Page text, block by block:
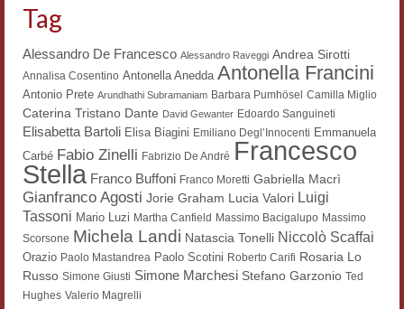
Progetti
Biblioteca
News
Tutte le news
News Semicerchio
Convegni e seminari
Eventi
Tag
Alessandro De Francesco Alessandro Raveggi Andrea Sirotti
Annalisa Cosentino Antonella Anedda Antonella Francini
Antonio Prete Arundhathi Subramaniam Barbara Pumhösel Camilla Miglio
Caterina Tristano Dante David Gewanter Edoardo Sanguineti
Elisabetta Bartoli Elisa Biagini Emiliano Degl’Innocenti Emmanuela
Carbé Fabio Zinelli Fabrizio De André Francesco
Stella Franco Buffoni Franco Moretti Gabriella Macrì
Gianfranco Agosti Jorie Graham Lucia Valori Luigi
Tassoni Mario Luzi Martha Canfield Massimo Bacigalupo Massimo
Scorsone Michela Landi Natascia Tonelli Niccolò Scaffai
Orazio Paolo Mastandrea Paolo Scotini Roberto Carifi Rosaria Lo
Russo Simone Giusti Simone Marchesi Stefano Garzonio Ted
Hughes Valerio Magrelli